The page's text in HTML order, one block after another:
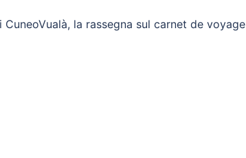
la rassegna sul carnet de voyage